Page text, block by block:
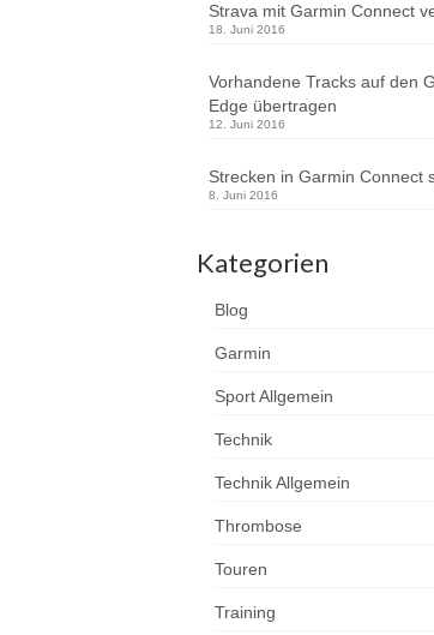
Strava mit Garmin Connect
18. Juni 2016
Vorhandene Tracks auf den
Edge übertragen
12. Juni 2016
Strecken in Garmin Connect
8. Juni 2016
Kategorien
Blog
Garmin
Sport Allgemein
Technik
Technik Allgemein
Thrombose
Touren
Training